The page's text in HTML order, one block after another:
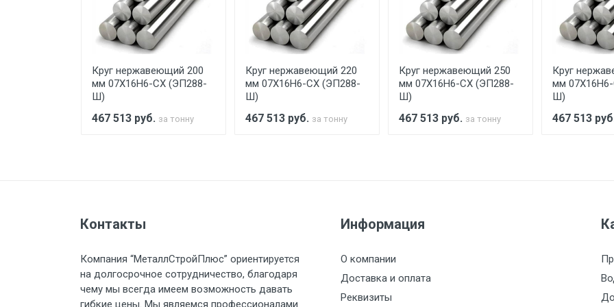
При доставке товара, Клиент заранее обязан обеспечить подъезные пути для
предоставляется не более 2-х часов.
Стоимость доставки по РФ рассчитывается индивидуально.
Груз до 6 м, вес до 2 тн 6500 с НДС 35р./
Груз до 6 м, вес до 3 тн 7500 с НДС 35р./
Груз до 6 м, вес до 5 тн 9000 с НДС 40р./
Круг нержавеющий 200
мм 07Х16Н6-СХ (ЭП288-
Ш)
467 513 руб. за тонну
Круг нержавеющий 220
мм 07Х16Н6-СХ (ЭП288-
Ш)
467 513 руб. за тонну
Круг нержавеющий 250
мм 07Х16Н6-СХ (ЭП288-
Ш)
467 513 руб. за тонну
Круг
мм
Ш)
467 513
Контакты
Компания “МеталлСтройПлюс” ориентируется
на долгосрочное сотрудничество, благодаря
чему мы всегда имеем возможность давать
гибкие цены. Мы являемся профессионалами
Информация
О компании
Доставка и оплата
Реквизиты